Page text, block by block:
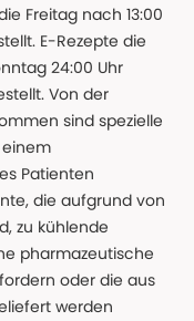
Freitag nach 13:00
E-Rezepte die
24:00 Uhr
Von der
sind spezielle
Patienten
die aufgrund von
zu kühlende
pharmazeutische
oder die aus
werden